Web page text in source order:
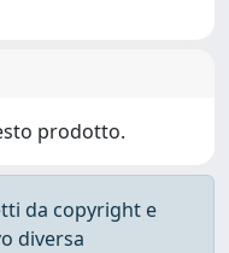
prodotto.
da copyright e
diversa